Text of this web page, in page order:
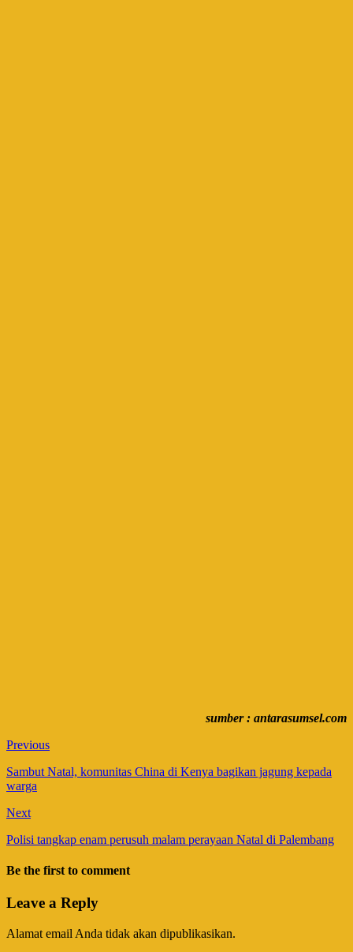
sumber : antarasumsel.com
Previous
Sambut Natal, komunitas China di Kenya bagikan jagung kepada
warga
Next
Polisi tangkap enam perusuh malam perayaan Natal di Palembang
Be the first to comment
Leave a Reply
Alamat email Anda tidak akan dipublikasikan.